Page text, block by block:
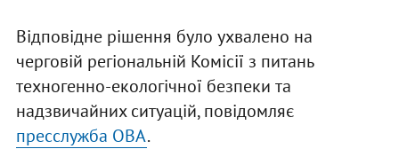
Відповідне рішення було ухвалено на
черговій регіональній Комісії з питань
техногенно-екологічної безпеки та
надзвичайних ситуацій, повідомляє
пресслужба ОВА.